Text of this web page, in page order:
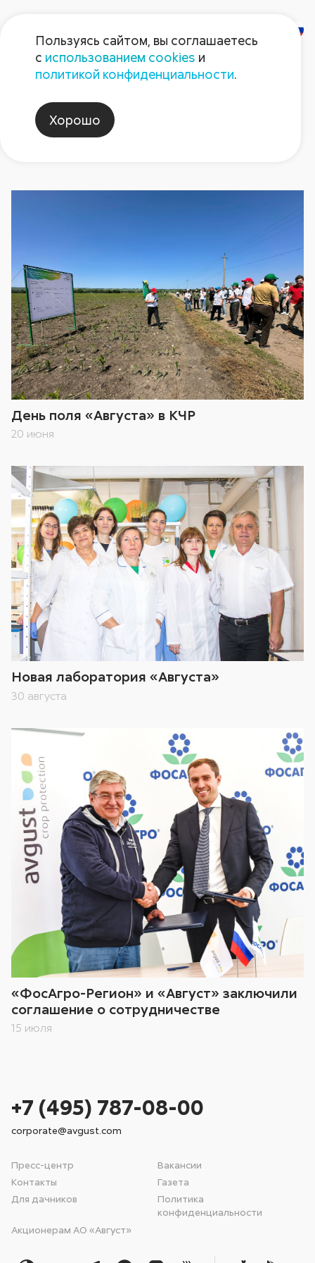
Новости
День поля «Августа» в КЧР
20 июня
Новая лаборатория «Августа»
30 августа
«ФосАгро-Регион» и «Август» заключили
соглашение о сотрудничестве
15 июля
Пресс-центр
Вакансии
Контакты
Газета
Для дачников
Политика
конфиденциальности
Акционерам АО «Август»
+7 (495) 787-08-00
corporate@avgust.com
Пользуясь сайтом, вы соглашаетесь
с использованием cookies и
политикой конфиденциальности.
Хорошо